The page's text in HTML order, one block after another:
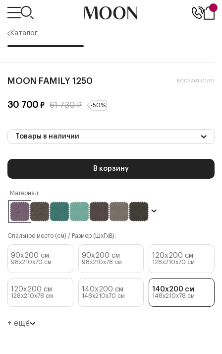
Каталог
MOON FAMILY 1250 К003461-01/01
30 700 ₽ 61 730₽ -50%
Товары в наличии
В корзину
Материал:
Спальное место (см) / Размер (ШхГхВ):
90x200 см
98x210x70 см
90x200 см
98x210x78 см
120x200 см
128x210x70 см
120x200 см
128x210x78 см
140x200 см
148x210x70 см
140x200 см
148x210x78 см
+ ещё